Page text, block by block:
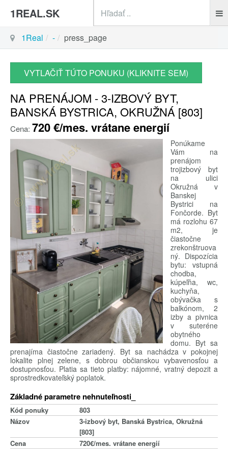
1REAL.SK
1Real - press_page
VYTLAČIŤ TÚTO PONUKU (KLIKNITE SEM)
NA PRENÁJOM - 3-IZBOVÝ BYT,
BANSKÁ BYSTRICA, OKRUŽNÁ [803]
Cena: 720 €/mes. vrátane energií
Ponúkame
Vám na
prenájom
trojizbový byt
na ulici
Okružná v
Banskej
Bystrici na
Fončorde. Byt
má rozlohu 67
m2, je
čiastočne
zrekonštruova
ný. Dispozícia
bytu: vstupná
chodba,
kúpeľňa, wc,
kuchyňa,
obývačka s
balkónom, 2
izby a pivnica
v suteréne
obytného
domu. Byt sa
prenajíma čiastočne zariadený. Byt sa nachádza v pokojnej
lokalite plnej zelene, s dobrou občianskou vybavenosťou a
dostupnosťou. Platia sa tieto platby: nájomné, vratný depozit a
sprostredkovateľský poplatok.
Základné parametre nehnuteľnosti_
Kód ponuky
803
Názov
3-izbový byt, Banská Bystrica, Okružná
[803]
Cena
720€/mes. vrátane energií